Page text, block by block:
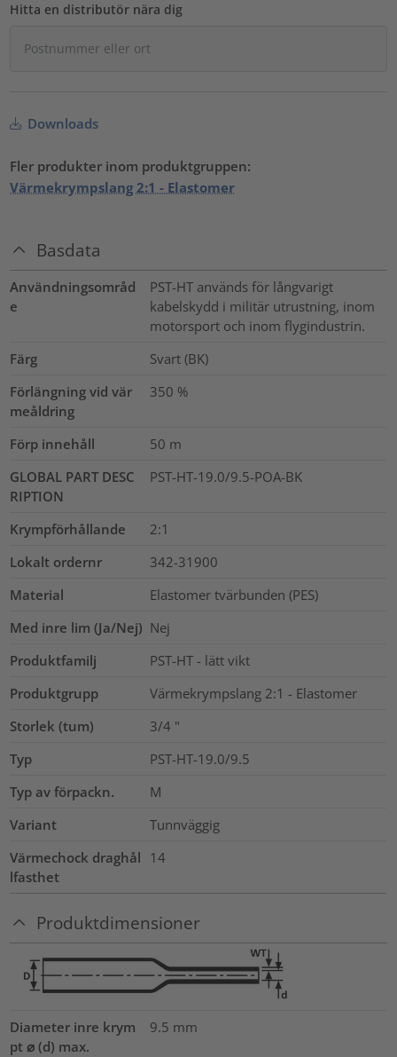
Hitta en distributör nära dig
Downloads
Fler produkter inom produktgruppen:
Värmekrympslang 2:1 - Elastomer
Basdata
Användningsområd
e
PST-HT används för långvarigt
kabelskydd i militär utrustning, inom
motorsport och inom flygindustrin.
Färg
Svart (BK)
Förlängning vid vär
meåldring
350 %
Förp innehåll 50 m
GLOBAL PART DESC
RIPTION
PST-HT-19.0/9.5-POA-BK
Krympförhållande
2:1
Lokalt ordernr
342-31900
Material
Elastomer tvärbunden (PES)
Med inre lim (Ja/Nej) Nej
Produktfamilj
PST-HT - lätt vikt
Produktgrupp
Värmekrympslang 2:1 - Elastomer
Storlek (tum)
3/4 "
Typ
PST-HT-19.0/9.5
Typ av förpackn.
M
Variant
Tunnväggig
Värmechock draghål
lfasthet
14
Produktdimensioner
Diameter inre krym
pt ⌀ (d) max.
9.5 mm